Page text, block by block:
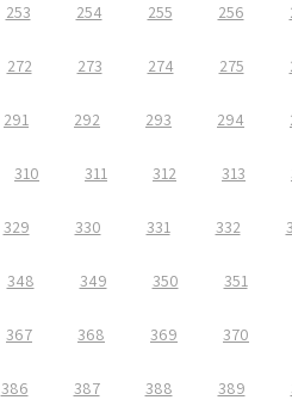
253 254 255 256
272 273 274 275
291 292 293 294
310 311 312 313
329 330 331 332
348 349 350 351
367 368 369 370
386 387 388 389